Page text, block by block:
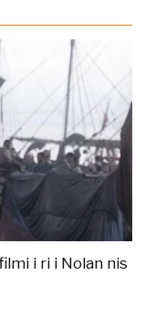
i ri i Nolan nis